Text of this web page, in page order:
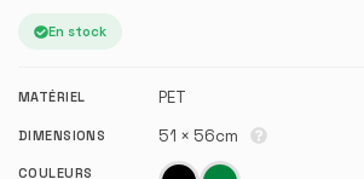
En stock
MATÉRIEL PET
DIMENSIONS 51 × 56cm
COULEURS